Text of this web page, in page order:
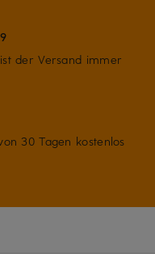
der Versand immer
30 Tagen kostenlos